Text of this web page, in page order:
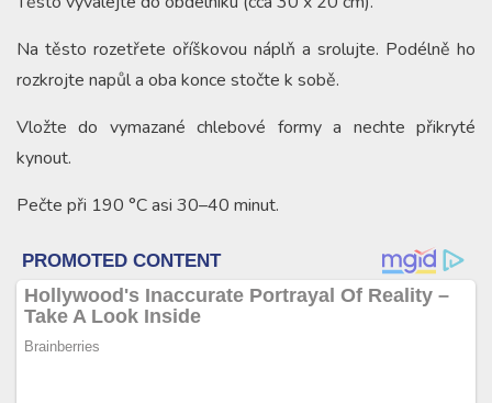
Na těsto rozetřete oříškovou náplň a srolujte. Podélně ho
rozkrojte napůl a oba konce stočte k sobě.
Vložte do vymazané chlebové formy a nechte přikryté
kynout.
Pečte při 190 °C asi 30–40 minut.